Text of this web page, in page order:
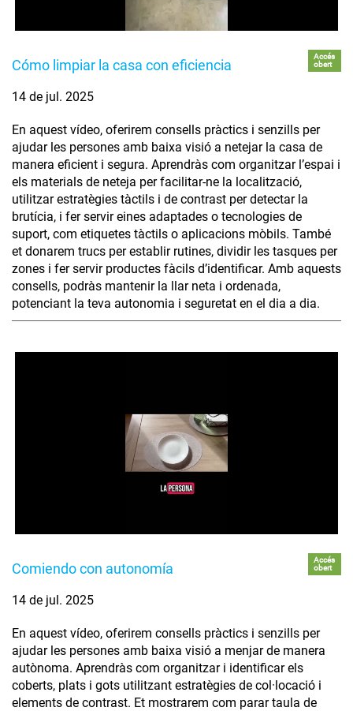
Cómo limpiar la casa con eficiencia
Accés
obert
14 de jul. 2025
En aquest vídeo, oferirem consells pràctics i senzills per
ajudar les persones amb baixa visió a netejar la casa de
manera eficient i segura. Aprendràs com organitzar l’espai i
els materials de neteja per facilitar-ne la localització,
utilitzar estratègies tàctils i de contrast per detectar la
brutícia, i fer servir eines adaptades o tecnologies de
suport, com etiquetes tàctils o aplicacions mòbils. També
et donarem trucs per establir rutines, dividir les tasques per
zones i fer servir productes fàcils d’identificar. Amb aquests
consells, podràs mantenir la llar neta i ordenada,
potenciant la teva autonomia i seguretat en el dia a dia.
Comiendo con autonomía
Accés
obert
14 de jul. 2025
En aquest vídeo, oferirem consells pràctics i senzills per
ajudar les persones amb baixa visió a menjar de manera
autònoma. Aprendràs com organitzar i identificar els
coberts, plats i gots utilitzant estratègies de col·locació i
elements de contrast. Et mostrarem com parar taula de